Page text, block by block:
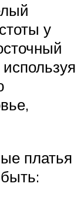
у
платья